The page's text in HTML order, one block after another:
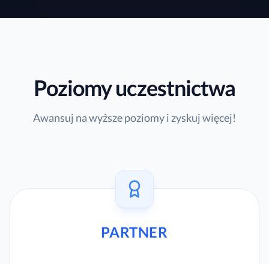
Poziomy uczestnictwa
Awansuj na wyższe poziomy i zyskuj więcej!
PARTNER